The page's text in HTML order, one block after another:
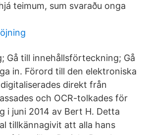
teimum, sum svaraðu onga
Gå till innehållsförteckning; Gå
in. Förord till den elektroniska
direkt från
och OCR-tolkades för
i juni 2014 av Bert H. Detta
tillkännagivit att alla hans